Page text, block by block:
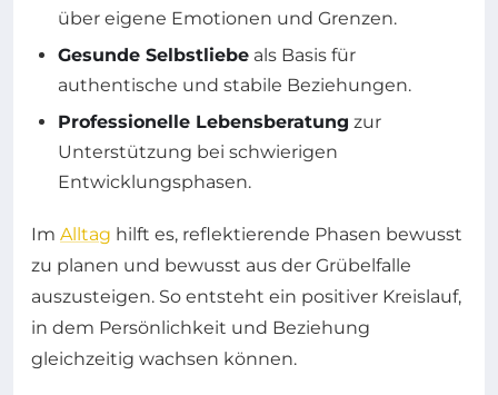
über eigene Emotionen und Grenzen.
Gesunde Selbstliebe als Basis für
authentische und stabile Beziehungen.
Professionelle Lebensberatung zur
Unterstützung bei schwierigen
Entwicklungsphasen.
Im Alltag hilft es, reflektierende Phasen bewusst
zu planen und bewusst aus der Grübelfalle
auszusteigen. So entsteht ein positiver Kreislauf,
in dem Persönlichkeit und Beziehung
gleichzeitig wachsen können.